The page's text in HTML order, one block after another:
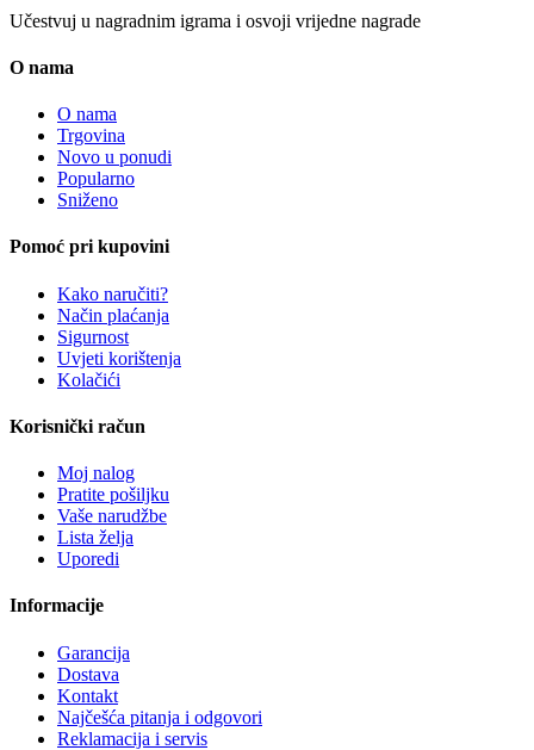
Učestvuj u nagradnim igrama i osvoji vrijedne nagrade
O nama
O nama
Trgovina
Novo u ponudi
Popularno
Sniženo
Pomoć pri kupovini
Kako naručiti?
Način plaćanja
Sigurnost
Uvjeti korištenja
Kolačići
Korisnički račun
Moj nalog
Pratite pošiljku
Vaše narudžbe
Lista želja
Uporedi
Informacije
Garancija
Dostava
Kontakt
Najčešća pitanja i odgovori
Reklamacija i servis